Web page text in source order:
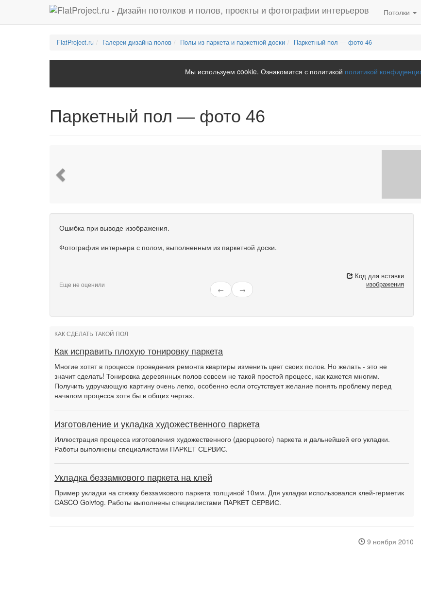
Потолки
FlatProject.ru Галереи дизайна полов Полы из паркета и паркетной доски Паркетный пол — фото 46
Мы используем cookie. Ознакомится с политикой политикой
Паркетный пол — фото 46
Ошибка при выводе изображения.
Фотография интерьера с полом, выполненным из паркетной доски.
Еще не оценили
← →
Код для вставки
изображения
КАК СДЕЛАТЬ ТАКОЙ ПОЛ
Как исправить плохую тонировку паркета
Многие хотят в процессе проведения ремонта квартиры изменить цвет своих полов. Но желать - это не
значит сделать! Тонировка деревянных полов совсем не такой простой процесс, как кажется многим.
Получить удручающую картину очень легко, особенно если отсутствует желание понять проблему перед
началом процесса хотя бы в общих чертах.
Изготовление и укладка художественного паркета
Иллюстрация процесса изготовления художественного (дворцового) паркета и дальнейшей его укладки.
Работы выполнены специалистами ПАРКЕТ СЕРВИС.
Укладка беззамкового паркета на клей
Пример укладки на стяжку беззамкового паркета толщиной 10мм. Для укладки использовался клей-герметик
CASCO Golvfog. Работы выполнены специалистами ПАРКЕТ СЕРВИС.
9 ноября 2010